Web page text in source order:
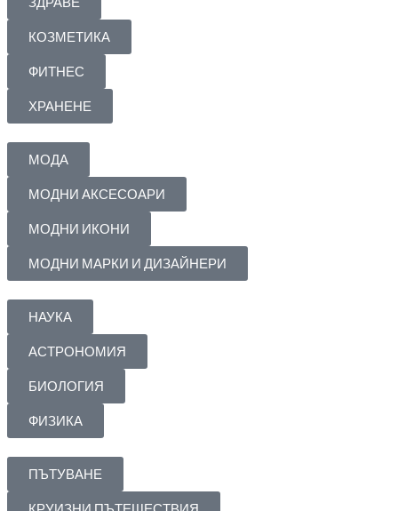
КОЗМЕТИКА
ФИТНЕС
ХРАНЕНЕ
МОДА
МОДНИ АКСЕСОАРИ
МОДНИ ИКОНИ
МОДНИ МАРКИ И ДИЗАЙНЕРИ
НАУКА
АСТРОНОМИЯ
БИОЛОГИЯ
ФИЗИКА
ПЪТУВАНЕ